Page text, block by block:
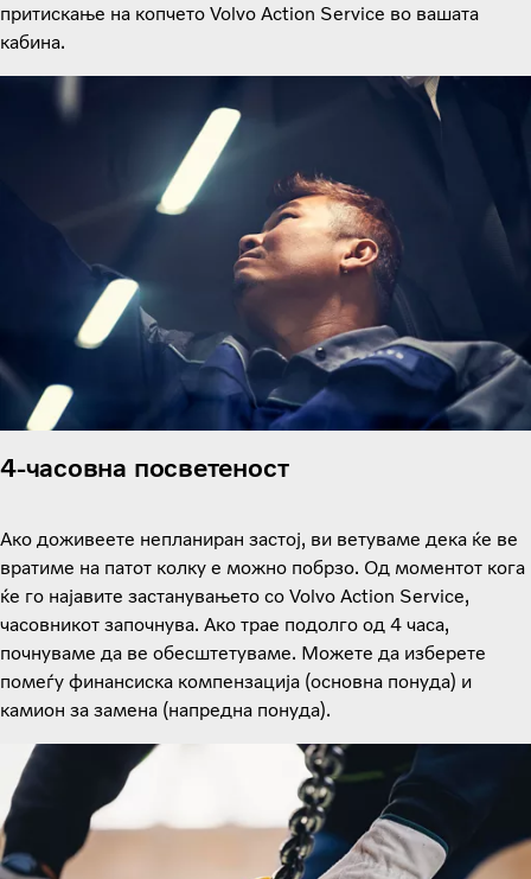
притискање на копчето Volvo Action Service во вашата
кабина.
4-часовна посветеност
Ако доживеете непланиран застој, ви ветуваме дека ќе ве
вратиме на патот колку е можно побрзо. Од моментот кога
ќе го најавите застанувањето со Volvo Action Service,
часовникот започнува. Ако трае подолго од 4 часа,
почнуваме да ве обесштетуваме. Можете да изберете
помеѓу финансиска компензација (основна понуда) и
камион за замена (напредна понуда).